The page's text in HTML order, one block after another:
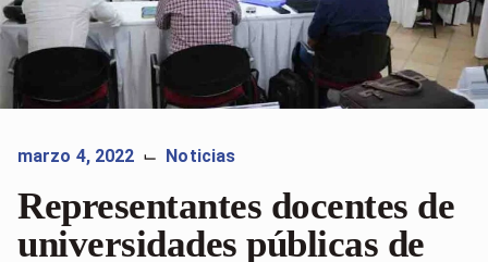
marzo 4, 2022 ⌙ Noticias
Representantes docentes de
universidades públicas de